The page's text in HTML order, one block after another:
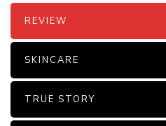
REVIEW
SKINCARE
TRUE STORY